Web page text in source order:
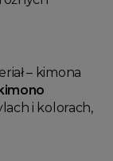
– kimona
i kolorach,